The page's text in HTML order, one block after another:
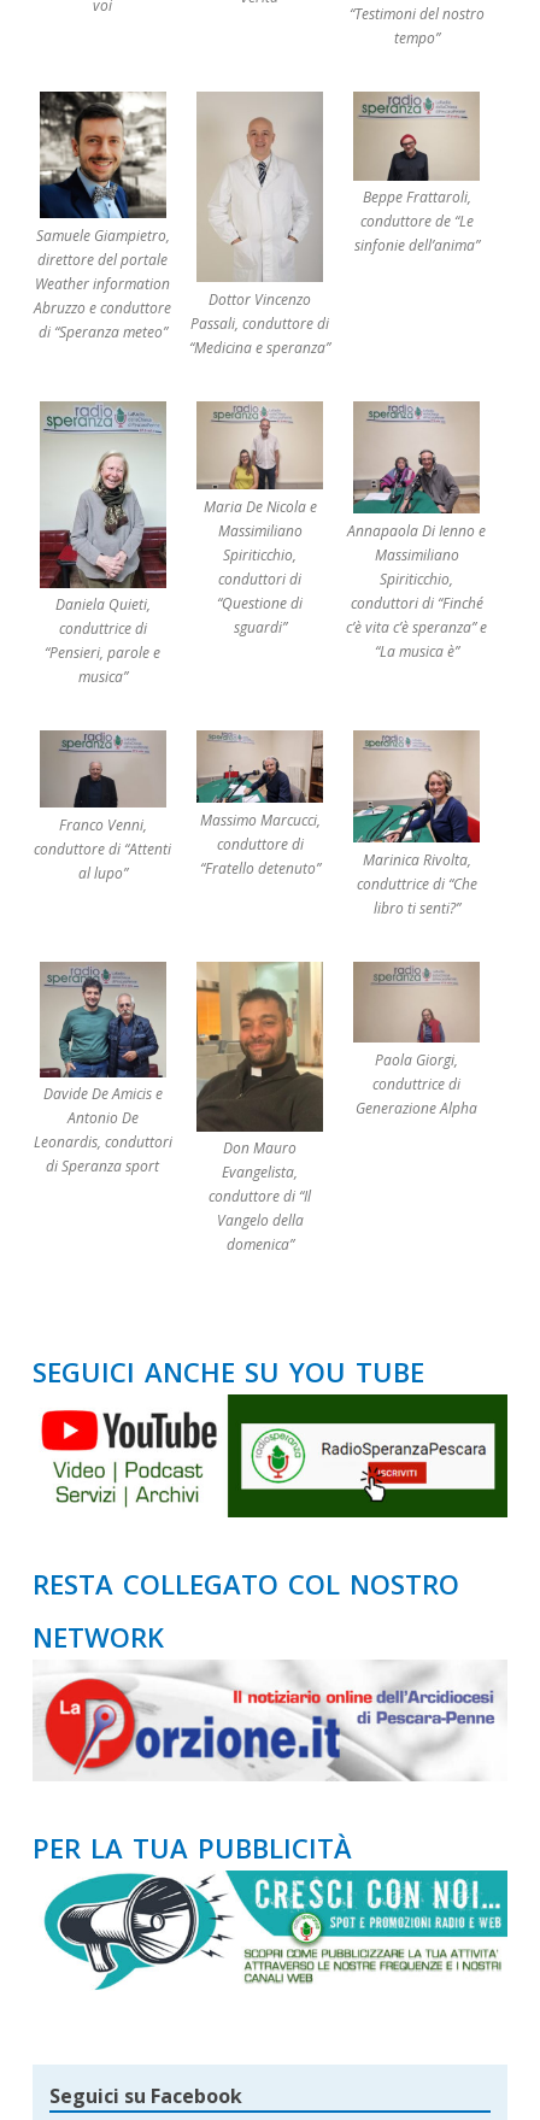
a
r
g
i
n
e
d
e
l
l
’
u
d
i
e
n
z
e
r
a
o
n
t
i
n
l
e
e
voi
“Testimoni del nostro
tempo”
Samuele Giampietro,
direttore del portale
Weather information
Abruzzo e conduttore
di “Speranza meteo”
Dottor Vincenzo
Passali, conduttore di
“Medicina e speranza”
Beppe Frattaroli,
conduttore de “Le
sinfonie dell’anima”
Daniela Quieti,
conduttrice di
“Pensieri, parole e
musica”
Maria De Nicola e
Massimiliano
Spiriticchio,
conduttori di
“Questione di
sguardi”
Annapaola Di Ienno e
Massimiliano
Spiriticchio,
conduttori di “Finché
c’è vita c’è speranza” e
“La musica è”
Franco Venni,
conduttore di “Attenti
al lupo”
Massimo Marcucci,
conduttore di
“Fratello detenuto”
Marinica Rivolta,
conduttrice di “Che
libro ti senti?”
Davide De Amicis e
Antonio De
Leonardis, conduttori
di Speranza sport
Don Mauro
Evangelista,
conduttore di “Il
Vangelo della
domenica”
Paola Giorgi,
conduttrice di
Generazione Alpha
seguici anche su you tube
resta collegato col nostro
network
per la tua pubblicità
Seguici su Facebook